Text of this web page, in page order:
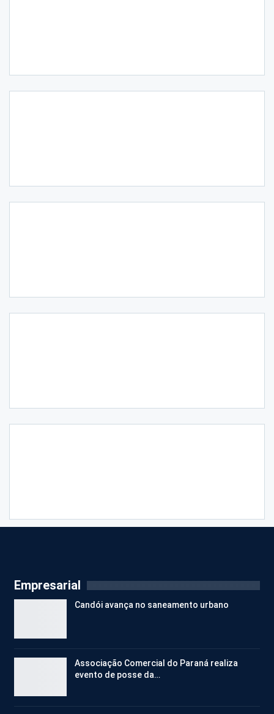
Empresarial
Candói avança no saneamento urbano
Associação Comercial do Paraná realiza
evento de posse da…